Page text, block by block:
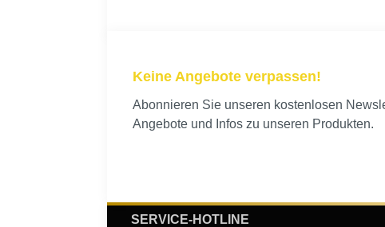
Keine Angebote verpassen!
Abonnieren Sie unseren kostenlosen
Angebote und Infos zu unseren Produkten.
SERVICE-HOTLINE